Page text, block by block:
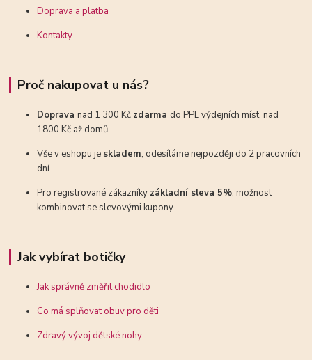
Doprava a platba
Kontakty
Proč nakupovat u nás?
Dopravanad 1 300 Kč zdarma do PPL výdejních míst, nad
1800 Kč až domů
Vše v eshopu je skladem, odesíláme nejpozději do 2 pracovních
dní
Pro registrované zákazníky základní sleva 5%, možnost
kombinovat se slevovými kupony
Jak vybírat botičky
Jak správně změřit chodidlo
Co má splňovat obuv pro děti
Zdravý vývoj dětské nohy